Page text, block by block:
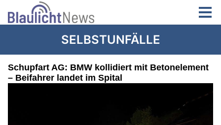
SELBSTUNFÄLLE
Schupfart AG: BMW kollidiert mit Betonelement
– Beifahrer landet im Spital